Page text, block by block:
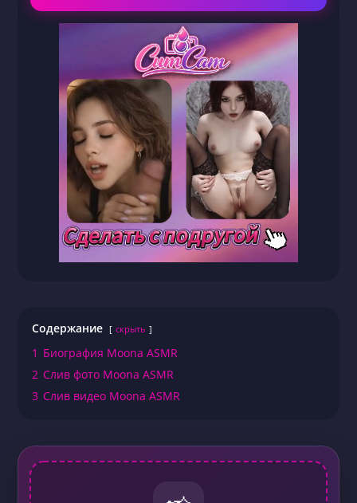
Содержание скрыть
1 Биография Moona ASMR
2 Слив фото Moona ASMR
3 Слив видео Moona ASMR